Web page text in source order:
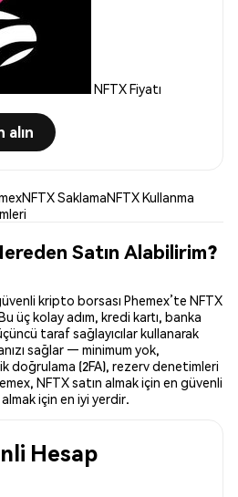
NFTX Fiyatı
alın
NFTX SaklamaNFTX Kullanma
Satın Alabilirim?
kripto borsası Phemex’te NFTX
üç kolay adım, kredi kartı, banka
taraf sağlayıcılar kullanarak
sağlar — minimum yok,
doğrulama (2FA), rezerv denetimleri
NFTX satın almak için en güvenli
için en iyi yerdir.
Hesap